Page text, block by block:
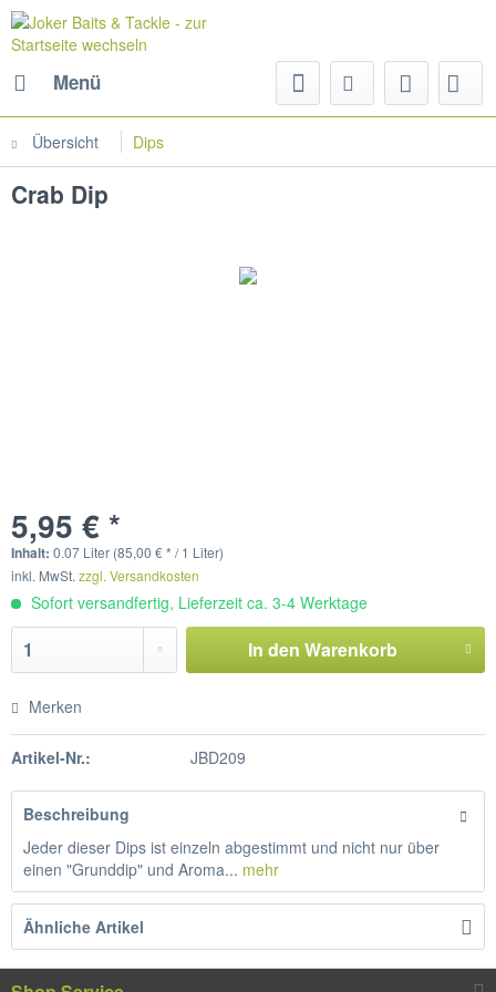
Menü
Übersicht Dips
Crab Dip
5,95 € *
Inhalt: 0.07 Liter (85,00 € * / 1 Liter)
inkl. MwSt. zzgl. Versandkosten
Sofort versandfertig, Lieferzeit ca. 3-4 Werktage
In den Warenkorb
Merken
Artikel-Nr.: JBD209
Beschreibung
Jeder dieser Dips ist einzeln abgestimmt und nicht nur über
einen "Grunddip" und Aroma... mehr
Ähnliche Artikel